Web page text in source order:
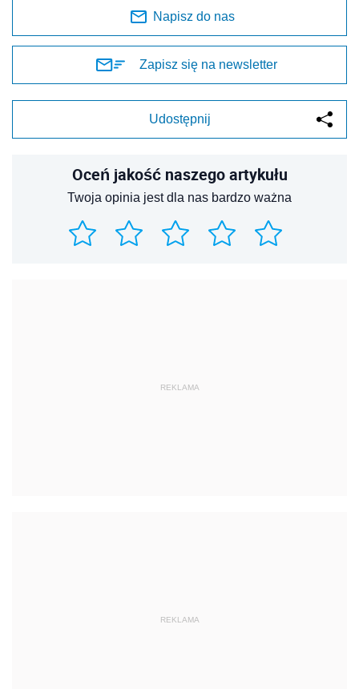
Napisz do nas
Zapisz się na newsletter
Udostępnij
Oceń jakość naszego artykułu
Twoja opinia jest dla nas bardzo ważna
REKLAMA
REKLAMA